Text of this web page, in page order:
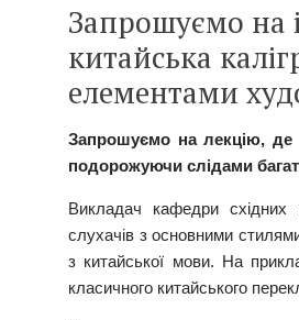
Запрошуємо на
китайська
елементами
​Запрошуємо на лекцію, де
подорожуючи слідами
Викладач кафедри східних
слухачів з основними
з китайської мови. На
класичного китайського